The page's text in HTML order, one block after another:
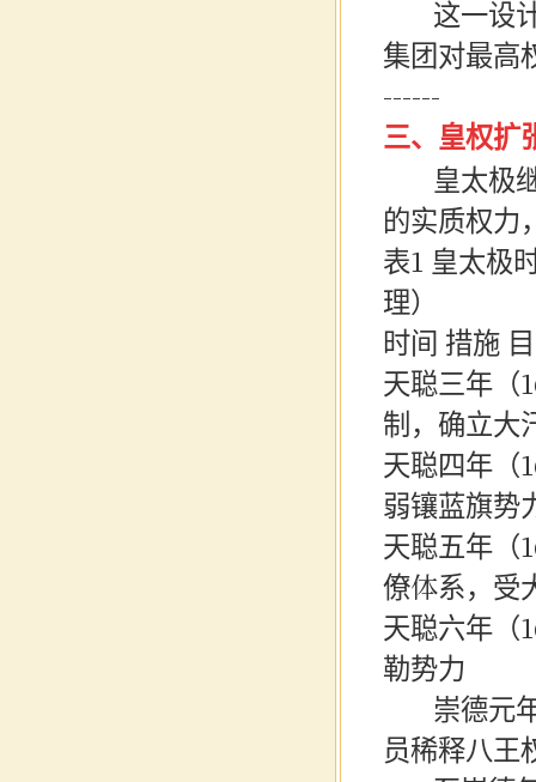
这一设计
集团对最高
------
三、皇权扩
皇太极继
的实质权力
表1 皇太极
理）
时间 措施
天聪三年（
制，确立大
天聪四年（
弱镶蓝旗势
天聪五年（
僚体系，受
天聪六年（
勒势力
崇德元
员稀释八王